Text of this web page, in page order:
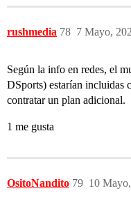
rushmedia 7 Mayo,
78
Según la info en redes, el
DSports) estarían incluidas
contratar un plan adicional.
1 me gusta
OsitoNandito 10
79